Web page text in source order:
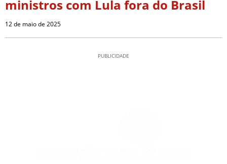
ministros com Lula fora do Brasil
12 de maio de 2025
PUBLICIDADE